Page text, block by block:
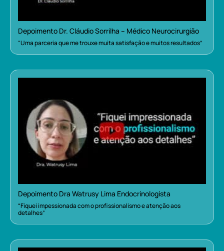
Depoimento Dr. Cláudio Sorrilha – Médico Neurocirurgião
“Uma parceria que me trouxe muita satisfação e muitos resultados”
Depoimento Dra Watrusy Lima Endocrinologista
“Fiquei impessionada com o profissionalismo e atenção aos
detalhes”